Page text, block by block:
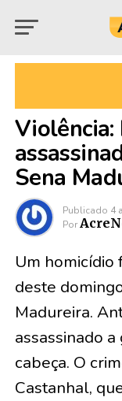
Violência:
Sena
Publicado 4
Por
Um homicídio
deste
Madureira.
assassinado
cabeça. O
Castanhal,